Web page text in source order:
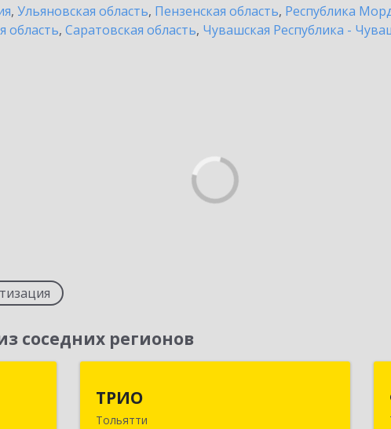
, Ульяновская область, Пензенская область, Республика
область, Саратовская область, Чувашская Республика -
соседних регионов
г,
ТРИО
Тольятти
445004, Самарская обл, Тольятти г,